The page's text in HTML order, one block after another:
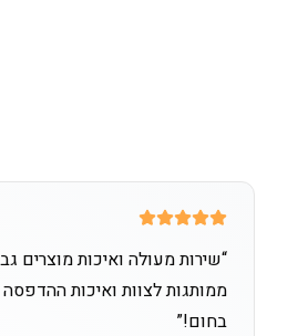
“שירות מעולה ואיכות מוצרים
ממותגות לצוות ואיכות
בחום!”